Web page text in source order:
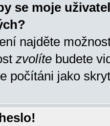
se moje
najděte
zvolíte budete
počítáni jako